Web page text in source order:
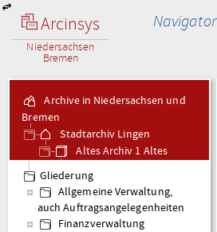
Arcinsys
Niedersachsen
Bremen
Navigator
Archive in Niedersachsen und
Bremen
Stadtarchiv Lingen
Altes Archiv 1 Altes
Archiv 1
Gliederung
Allgemeine Verwaltung,
auch Auftragsangelegenheiten
Finanzverwaltung